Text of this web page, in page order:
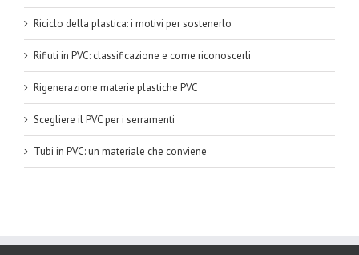
Riciclo della plastica: i motivi per sostenerlo
Rifiuti in PVC: classificazione e come riconoscerli
Rigenerazione materie plastiche PVC
Scegliere il PVC per i serramenti
Tubi in PVC: un materiale che conviene